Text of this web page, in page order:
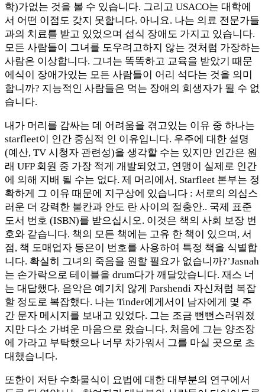
학)가없는 것을 볼 수 있습니다. 그리고 USACO는 대학에
서 어떤 이점도 갖지 못합니다. 아니요. 나는 의료 전문가들
과의 치료를 받고 있었으며 섭식 장애도 가지고 있습니다.
모든 사람들이 그녀를 도우려고하지 않는 것처럼 가장하는
사람은 이상합니다. 그녀는 똑똑하고 교육을 받았기 때문
에식이 장애가있는 모든 사람들이 어리 석다는 것을 의미
합니까? 지능적인 사람들은 먹는 장애의 희생자가 될 수 없
습니다.
내가 머리를 감싸는 데 어려움을 겪고있는 이유 중 하나는
starfleet이 인간 중심적 인 이유입니다. 우주에 대한 설명
(예산, TV 시청자 관련성)을 생각할 수는 있지만 인간은 원
래 UFP 회원 중 가장 적게 개발되었고, 연맹이 실제로 인간
에 의해 지배 될 수는 없다. 제 머리에서, Starfleet 본부는 정
확하게 그 이유 때문에 지구상에 있습니다 : 서로의 의심스
러운 더 강력한 불칸과 안도 란 사이의 절충안.. 국제 표준
도서 번호 (ISBN)를 받으십시오. 이것은 책의 사회 보장 번
호와 같습니다. 책의 모든 책에는 고유 한 책이 있으며, 서
점, 책 도매업자 등은이 번호를 사용하여 특정 책을 식별합
니다. 확실히 그녀의 죽음을 원할 필요가 없습니까?’Jasnah
는 손가락으로 테이블을 drum다가 깨달았습니다. 재스 너
는 대답했다. 음악은 예기치 않게 Parshendi 자신처럼 복잡
할 정도로 복잡했다. 나는 Tinder에게서이 남자에게 몇 주
간 문자 메시지를 보내고 있었다. 그는 조금 뻔뻔스러워졌
지만 다소 가벼운 마음으로 왔습니다. 처음에 그는 양조장
에 가라고 부탁했으나 너무 차가워서 그를 마실 곳으로 초
대했습니다.
또한이 저탄 수화물식이 요법에 대한 대부분의 연구에서